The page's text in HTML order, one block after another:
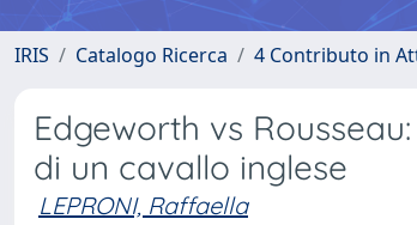
IRIS Catalogo Ricerca 4 Contributo in
Edgeworth vs
di un cavallo inglese
LEPRONI, Raffaella